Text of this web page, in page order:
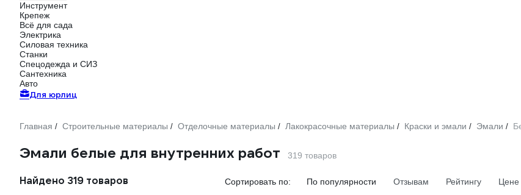
Инструмент
Крепеж
Всё для сада
Электрика
Силовая техника
Станки
Спецодежда и СИЗ
Сантехника
Авто
Для юрлиц
Главная / Строительные материалы / Отделочные материалы / Лакокрасочные материалы / Краски и эмали / Эмали /
Эмали белые для внутренних работ 319 товаров
Найдено 319 товаров Сортировать по: По популярности Отзывам Рейтингу Цене